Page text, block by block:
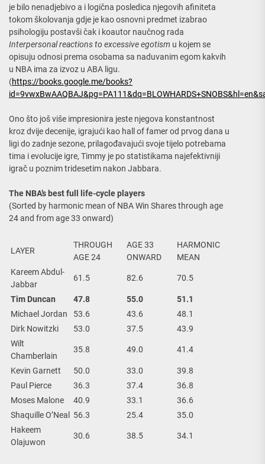
je bilo nenadjebivo a i logična posledica njegovih afiniteta
tokom školovanja gdje je kao osnovni predmet izabrao
psihologiju postavši čak i koautor naučnog rada
Interpersonal reactions to excessive egotism u kojem se
opisuju odnosi prema osobama sa naduvanim egom kakvih
u NBA ima za izvoz u ABA ligu.
(https://books.google.me/books?
Ono što još više impresionira jeste njegova konstantnost
kroz dvije decenije, igrajući kao hall of famer od prvog dana u
ligi do zadnje sezone, prilagođavajući svoje tijelo potrebama
tima i evolucije igre, Timmy je po statistikama najefektivniji
igrač u poznim tridesetim nakon Jabbara.
The NBA’s best full life-cycle players
(Sorted by harmonic mean of NBA Win Shares through age
24 and from age 33 onward)
LAYER
THROUGH
AGE 24
AGE 33
ONWARD
HARMONIC
MEAN
Kareem Abdul-
Jabbar
61.5 82.6 70.5
Tim Duncan 47.8 55.0
51.1
Michael Jordan
53.6 43.6
48.1
Dirk Nowitzki
53.0 37.5
43.9
Wilt
Chamberlain
35.8 49.0 41.4
Kevin Garnett 50.0 33.0
39.8
Paul Pierce
36.3 37.4
36.8
Moses Malone
40.9 33.1
36.6
Shaquille O’Neal
56.3 25.4
35.0
Hakeem
Olajuwon
30.6 38.5 34.1